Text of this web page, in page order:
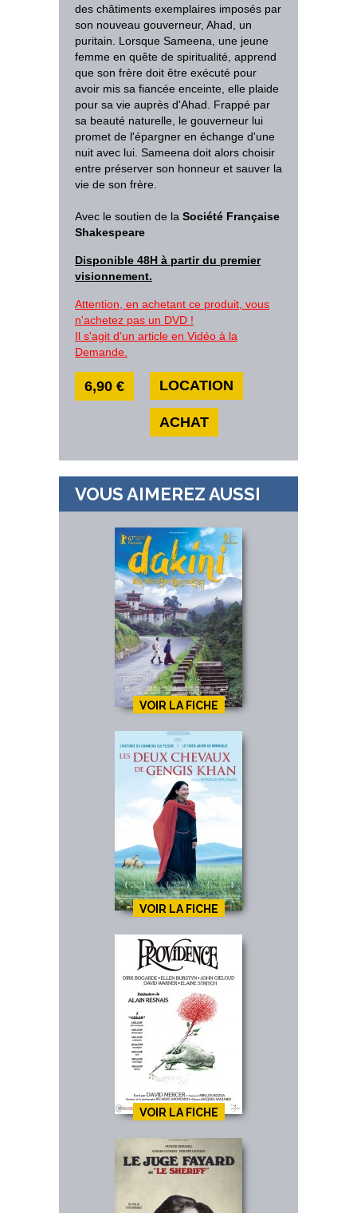
des châtiments exemplaires imposés par
son nouveau gouverneur, Ahad, un
puritain. Lorsque Sameena, une jeune
femme en quête de spiritualité, apprend
que son frère doit être exécuté pour
avoir mis sa fiancée enceinte, elle plaide
pour sa vie auprès d'Ahad. Frappé par
sa beauté naturelle, le gouverneur lui
promet de l'épargner en échange d'une
nuit avec lui. Sameena doit alors choisir
entre préserver son honneur et sauver la
vie de son frère.
Avec le soutien de la Société Française
Shakespeare
Disponible 48H à partir du premier
visionnement.
Attention, en achetant ce produit, vous
n'achetez pas un DVD !
Il s'agit d'un article en Vidéo à la
Demande.
6,90 € LOCATION
ACHAT
VOUS AIMEREZ AUSSI
VOIR LA FICHE
VOIR LA FICHE
VOIR LA FICHE